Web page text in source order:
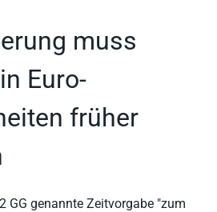
muss
Euro-
früher
GG genannte Zeitvorgabe "zum